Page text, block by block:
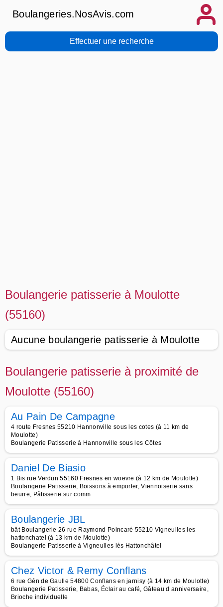
Boulangeries.NosAvis.com
Effectuer une recherche
Boulangerie patisserie à Moulotte
(55160)
Aucune boulangerie patisserie à Moulotte
Boulangerie patisserie à proximité de
Moulotte (55160)
Au Pain De Campagne
4 route Fresnes 55210 Hannonville sous les cotes (à 11 km de
Moulotte)
Boulangerie Patisserie à Hannonville sous les Côtes
Daniel De Biasio
1 Bis rue Verdun 55160 Fresnes en woevre (à 12 km de Moulotte)
Boulangerie Patisserie, Boissons à emporter, Viennoiserie sans
beurre, Pâtisserie sur comm
Boulangerie JBL
bât Boulangerie 26 rue Raymond Poincaré 55210 Vigneulles les
hattonchatel (à 13 km de Moulotte)
Boulangerie Patisserie à Vigneulles lès Hattonchâtel
Chez Victor & Remy Conflans
6 rue Gén de Gaulle 54800 Conflans en jarnisy (à 14 km de Moulotte)
Boulangerie Patisserie, Babas, Éclair au café, Gâteau d anniversaire,
Brioche individuelle